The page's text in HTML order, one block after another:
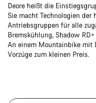
Deore heißt die
Sie macht Technologien der
Antriebsgruppen für alle
Bremskühlung, Shadow
An einem Mountainbike mit
Vorzüge zum kleinen Preis.